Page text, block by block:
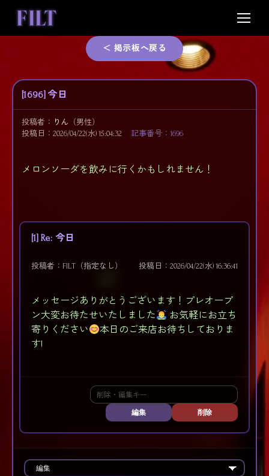
content
＜ 掲示板へ戻る
[1696] 今日
投稿者： りん （男性）
投稿日：2026/04/22(水) 15:04:32
記事番号：1696
メロンソーダを飲みに行くかもしれません！
[1] Re: 今日
投稿者：FILT（指定なし） 投稿日：2026/04/22(水) 16:36:41
メッセージありがとうございます！プレオープ
ン大変お待たせいたしました
お気軽にお立ち
寄りください
本日のご来店お待ちしておりま
す!
編集 削除